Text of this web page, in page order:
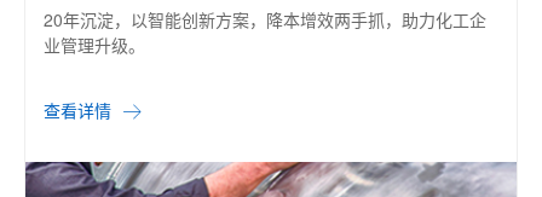
20年沉淀，以智能创新方案，降本增效两手抓，助力化工企
业管理升级。
查看详情